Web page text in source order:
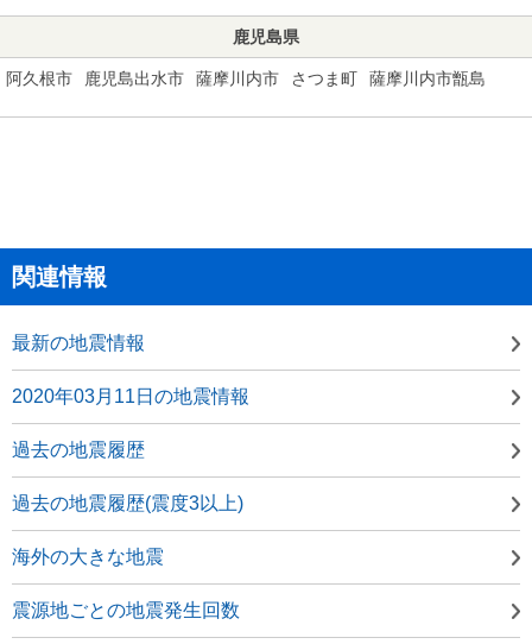
鹿児島県
阿久根市 鹿児島出水市 薩摩川内市 さつま町 薩摩川内市甑島
関連情報
最新の地震情報
2020年03月11日の地震情報
過去の地震履歴
過去の地震履歴(震度3以上)
海外の大きな地震
震源地ごとの地震発生回数